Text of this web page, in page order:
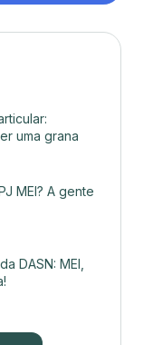
uma grana
MEI? A gente
DASN: MEI,